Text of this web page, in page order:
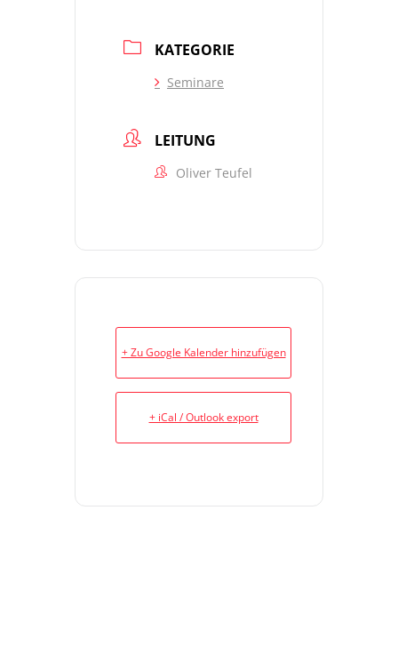
KATEGORIE
Seminare
LEITUNG
Oliver Teufel
+ Zu Google Kalender hinzufügen
+ iCal / Outlook export